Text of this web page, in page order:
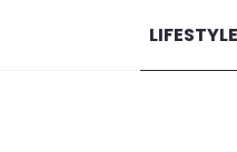
LIFESTYLE